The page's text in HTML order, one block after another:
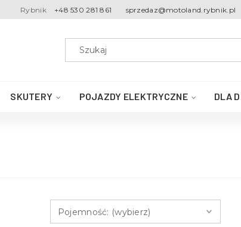
Rybnik +48 530 281 861 sprzedaz@motoland.rybnik.pl
SKUTERY POJAZDY ELEKTRYCZNE DLA
Pojemność: (wybierz)